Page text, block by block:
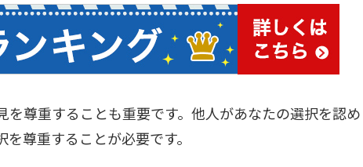
尊重することも重要です。他人があなたの選択を認め
尊重することが必要です。